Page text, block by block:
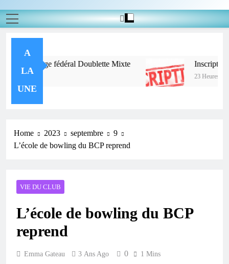
A
LA
UNE
challenge fédéral Doublette Mixte Inscription
23 Heures Ago
Home 2023 septembre
9
L’école de bowling du BCP reprend
VIE DU CLUB
L’école de bowling du BCP
reprend
Emma Gateau 3 Ans Ago 0 1 Mins